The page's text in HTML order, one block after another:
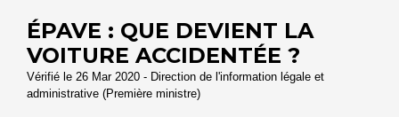
ÉPAVE : QUE DEVIENT LA
VOITURE ACCIDENTÉE ?
Vérifié le 26 Mar 2020 - Direction de l'information légale et
administrative (Première ministre)